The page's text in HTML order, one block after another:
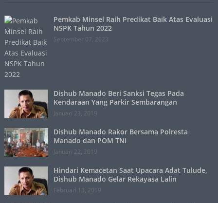
Pemkab Minsel Raih Predikat Baik Atas Evaluasi
NSPK Tahun 2022
September 07, 2023
Dishub Manado Beri Sanksi Tegas Pada
Kendaraan Yang Parkir Sembarangan
Januari 23, 2019
Dishub Manado Rakor Bersama Polresta
Manado dan POM TNI
Januari 22, 2019
Hindari Kemacetan Saat Upacara Adat Tulude,
Dishub Manado Gelar Rekayasa Lalin
Februari 13, 2019